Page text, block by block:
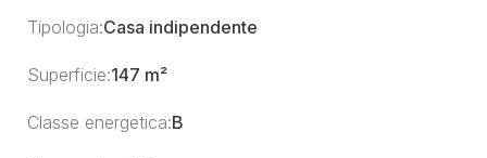
Tipologia:Casa indipendente
Superficie:147 m²
Classe energetica:B